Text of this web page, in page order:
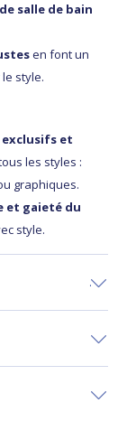
de salle de bain
en font un
style.
et
les styles :
graphiques.
et gaieté du
style.